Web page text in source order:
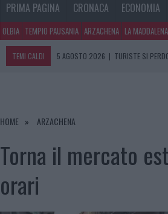
PRIMA PAGINA CRONACA ECONOMIA
OLBIA TEMPIO PAUSANIA ARZACHENA LA MADDALENA
TEMI CALDI 5 AGOSTO 2026 | METEO OLBIA 6
5 AGOSTO 2026 | ESCE DI STRADA CON L’AUTO AD
HOME ARZACHENA
Torna il mercato
orari